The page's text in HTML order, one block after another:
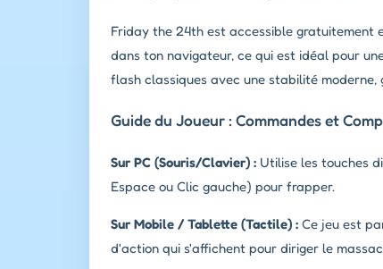
Friday the 24th est accessible
dans ton navigateur, ce qui est idéal pour
flash classiques avec une stabilité
Guide du Joueur : Commandes et
Sur PC (Souris/Clavier) : Utilise les touches
Espace ou Clic gauche) pour frapper.
Sur Mobile / Tablette (Tactile) : Ce jeu est
d'action qui s'affichent pour diriger le